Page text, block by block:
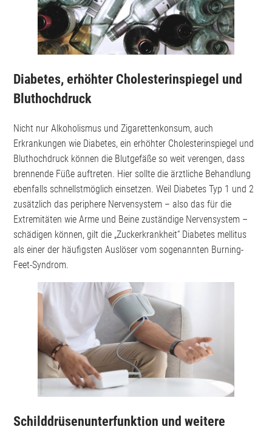
Diabetes, erhöhter Cholesterinspiegel und
Bluthochdruck
Nicht nur Alkoholismus und Zigarettenkonsum, auch
Erkrankungen wie Diabetes, ein erhöhter Cholesterinspiegel und
Bluthochdruck können die Blutgefäße so weit verengen, dass
brennende Füße auftreten. Hier sollte die ärztliche Behandlung
ebenfalls schnellstmöglich einsetzen. Weil Diabetes Typ 1 und 2
zusätzlich das periphere Nervensystem – also das für die
Extremitäten wie Arme und Beine zuständige Nervensystem –
schädigen können, gilt die „Zuckerkrankheit“ Diabetes mellitus
als einer der häufigsten Auslöser vom sogenannten Burning-
Feet-Syndrom.
Schilddrüsenunterfunktion und weitere